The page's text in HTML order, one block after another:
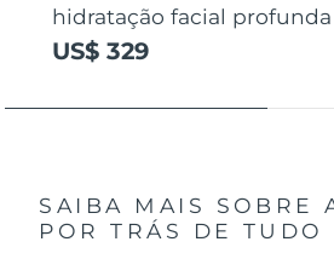
hidratação facial profunda
US$ 329
SAIBA MAIS SOBRE
POR TRÁS DE TUDO